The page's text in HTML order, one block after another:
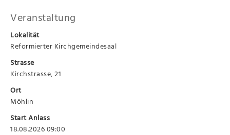
Veranstaltung
Lokalität
Reformierter Kirchgemeindesaal
Strasse
Kirchstrasse, 21
Ort
Möhlin
Start Anlass
18.08.2026 09:00